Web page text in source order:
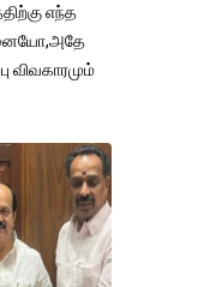
எந்த
விவகாரமும்